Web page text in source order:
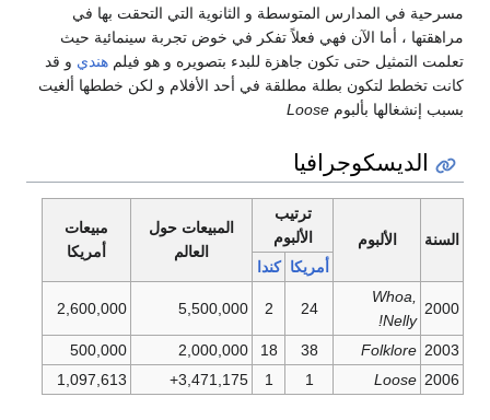
في المدارس المتوسطة و الثانوية التي التحقت بها في
، أما الآن فهي فعلاً تفكر في خوض تجربة سينمائية حيث
التمثيل حتى تكون جاهزة للبدء بتصويره و هو فيلم هندي و قد
تخطط لتكون بطلة مطلقة في أحد الأفلام و لكن خططها ألغيت
إنشغالها بألبومLoose
الديسكوجرافيا
الألبوم
ترتيب
الألبوم
المبيعات حول
مبيعات
أمريكا
أمريكا كندا
Whoa,
Nelly!
2
5,500,000
2,600,000
Folklore
18
2,000,000
500,000
Loose
3,471,175+
1,097,613